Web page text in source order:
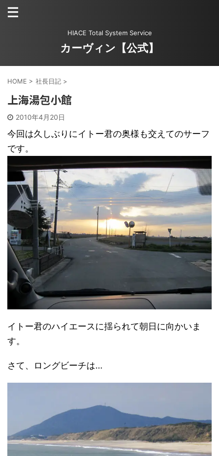
HIACE Total System Service
カーヴィン【公式】
HOME > 社長日記 >
上海湯包小館
2010年4月20日
今回は久しぶりにイトー君の奥様も交えてのサーフ
です。
イトー君のハイエースに揺られて朝日に向かいま
す。
さて、ロングビーチは…